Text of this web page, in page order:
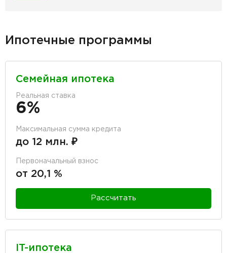
Ипотечные программы
Семейная ипотека
Реальная ставка
6%
Максимальная сумма кредита
до 12 млн. ₽
Первоначальный взнос
от 20,1 %
Рассчитать
IT-ипотека